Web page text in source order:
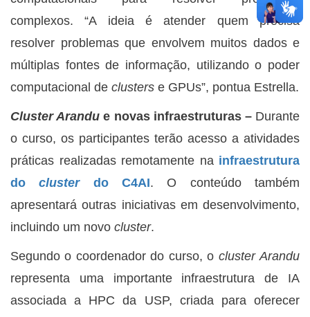
complexos. “A ideia é atender quem precisa
resolver problemas que envolvem muitos dados e
múltiplas fontes de informação, utilizando o poder
computacional de clusters e GPUs”, pontua Estrella.
Cluster Arandue novas infraestruturas –Durante
o curso, os participantes terão acesso a atividades
práticas realizadas remotamente na infraestrutura
doclusterdo C4AI. O conteúdo também
apresentará outras iniciativas em desenvolvimento,
incluindo um novo cluster.
Segundo o coordenador do curso, o cluster Arandu
representa uma importante infraestrutura de IA
associada a HPC da USP, criada para oferecer